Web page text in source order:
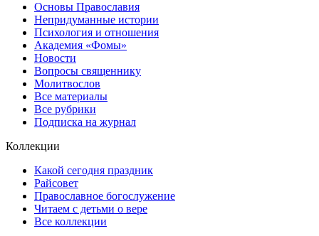
Основы Православия
Непридуманные истории
Психология и отношения
Академия «Фомы»
Новости
Вопросы священнику
Молитвослов
Все материалы
Все рубрики
Подписка на журнал
Коллекции
Какой сегодня праздник
Райсовет
Православное богослужение
Читаем с детьми о вере
Все коллекции